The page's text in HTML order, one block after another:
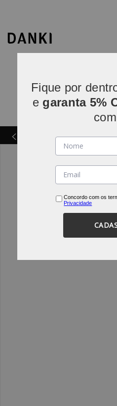
Fique por
e garanta 5%
Concordo com os
Privacidade